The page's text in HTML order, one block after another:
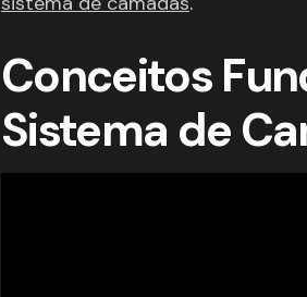
Palavras-chave
Conceitos
Sistema de